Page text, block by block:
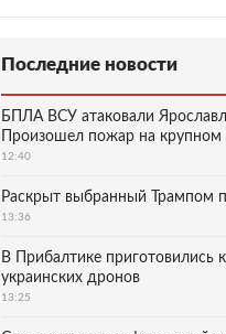
Последние новости
БПЛА ВСУ атаковали
Произошел пожар на
12:40
Раскрыт выбранный Трампом
13:36
В Прибалтике приготовились
украинских дронов
13:25